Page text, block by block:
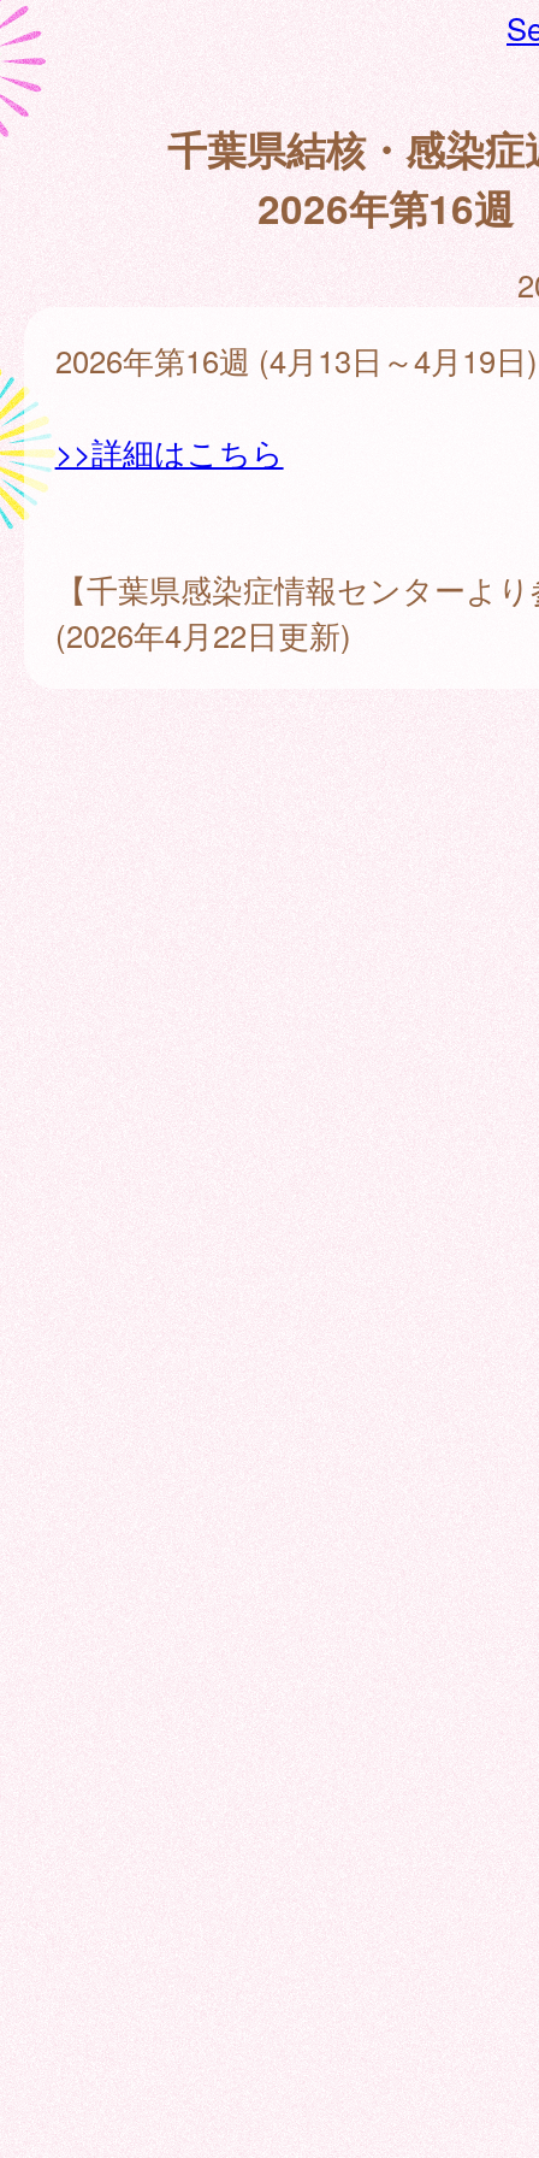
千葉県結核・感染症
2026年第16週
2026年第16週 (4月13日～4月19日)
>>詳細はこちら
【千葉県感染症情報センターよ
(2026年4月22日更新)